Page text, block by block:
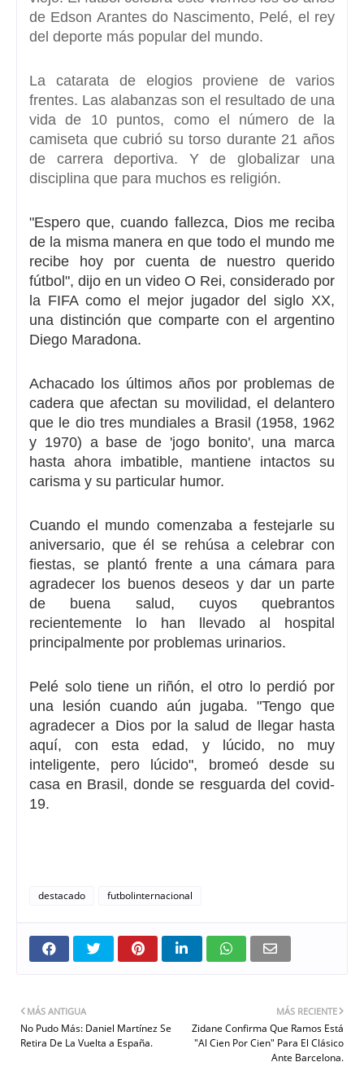
de Edson Arantes do Nascimento, Pelé, el rey
del deporte más popular del mundo.
La catarata de elogios proviene de varios
frentes. Las alabanzas son el resultado de una
vida de 10 puntos, como el número de la
camiseta que cubrió su torso durante 21 años
de carrera deportiva. Y de globalizar una
disciplina que para muchos es religión.
"Espero que, cuando fallezca, Dios me reciba
de la misma manera en que todo el mundome
recibe hoy por cuenta de nuestro querido
fútbol", dijo en un video O Rei, considerado por
la FIFA como el mejor jugador del siglo XX,
una distinción que comparte con el argentino
Diego Maradona.
Achacado los últimos años por problemas de
cadera que afectan su movilidad, el delantero
que le dio tres mundiales a Brasil (1958, 1962
y 1970) a base de 'jogo bonito', una marca
hasta ahora imbatible, mantiene intactos su
carisma y su particular humor.
Cuando el mundo comenzaba a festejarle su
aniversario, que él se rehúsa a celebrar con
fiestas, se plantó frente a una cámara para
agradecer los buenos deseos y dar un parte
de buena salud, cuyos quebrantos
recientemente lo han llevado al hospital
principalmente por problemas urinarios.
Pelé solo tiene un riñón, el otro lo perdió por
una lesión cuando aún jugaba. "Tengo que
agradecer a Dios por la salud de llegar hasta
aquí, con esta edad, ylúcido, no muy
inteligente, pero lúcido", bromeó desde su
casa en Brasil, donde se resguarda del covid-
19.
destacado futbolinternacional
MÁS RECIENTE
Zidane Confirma Que Ramos Está
"Al Cien Por Cien" Para El Clásico
Ante Barcelona.
MÁS ANTIGUA
No Pudo Más: Daniel Martínez Se
Retira De La Vuelta a España.